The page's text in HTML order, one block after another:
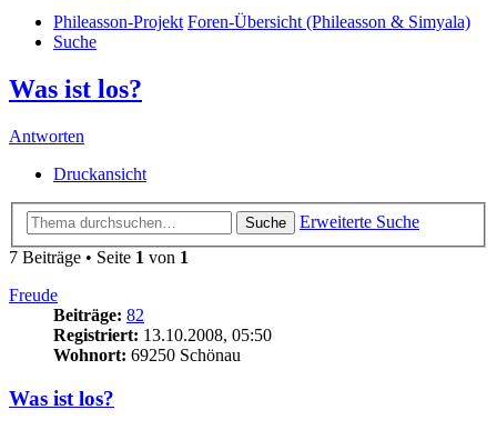
Phileasson-Projekt Foren-Übersicht (Phileasson & Simyala)
Suche
Was ist los?
Antworten
Druckansicht
Suche
Erweiterte Suche
7 Beiträge • Seite 1 von 1
Freude
Beiträge: 82
Registriert: 13.10.2008, 05:50
Wohnort: 69250 Schönau
Was ist los?